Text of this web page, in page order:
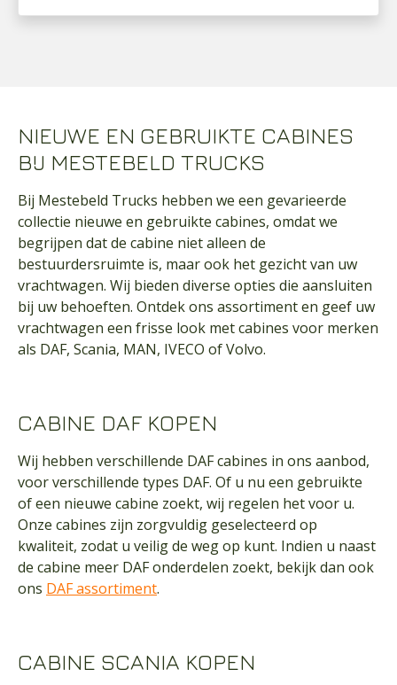
NIEUWE EN GEBRUIKTE CABINES
BIJ MESTEBELD TRUCKS
Bij Mestebeld Trucks hebben we een gevarieerde
collectie nieuwe en gebruikte cabines, omdat we
begrijpen dat de cabine niet alleen de
bestuurdersruimte is, maar ook het gezicht van uw
vrachtwagen. Wij bieden diverse opties die aansluiten
bij uw behoeften. Ontdek ons assortiment en geef uw
vrachtwagen een frisse look met cabines voor merken
als DAF, Scania, MAN, IVECO of Volvo.
CABINE DAF KOPEN
Wij hebben verschillende DAF cabines in ons aanbod,
voor verschillende types DAF. Of u nu een gebruikte
of een nieuwe cabine zoekt, wij regelen het voor u.
Onze cabines zijn zorgvuldig geselecteerd op
kwaliteit, zodat u veilig de weg op kunt. Indien u naast
de cabine meer DAF onderdelen zoekt, bekijk dan ook
ons DAF assortiment.
CABINE SCANIA KOPEN